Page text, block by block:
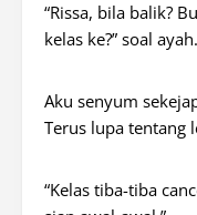
“Rissa, bila balik?
kelas ke?” soal ayah.
Aku senyum
Terus lupa tentang
“Kelas tiba-tiba